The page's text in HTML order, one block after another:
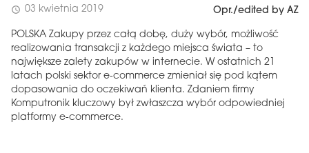
schedule 03 kwietnia 2019 Opr./edited by AZ
POLSKA Zakupy przez całą dobę, duży wybór, możliwość
realizowania transakcji z każdego miejsca świata – to
największe zalety zakupów w internecie. W ostatnich 21
latach polski sektor e-commerce zmieniał się pod kątem
dopasowania do oczekiwań klienta. Zdaniem firmy
Komputronik kluczowy był zwłaszcza wybór odpowiedniej
platformy e-commerce.